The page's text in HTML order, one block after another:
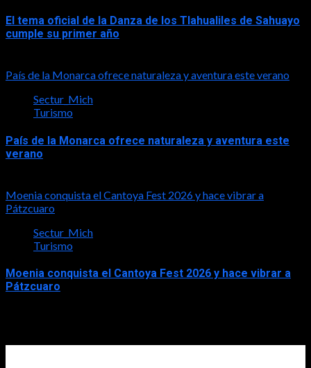
El tema oficial de la Danza de los Tlahualiles de Sahuayo
cumple su primer año
País de la Monarca ofrece naturaleza y aventura este verano
Sectur_Mich
Turismo
País de la Monarca ofrece naturaleza y aventura este
verano
Moenia conquista el Cantoya Fest 2026 y hace vibrar a
Pátzcuaro
Sectur_Mich
Turismo
Moenia conquista el Cantoya Fest 2026 y hace vibrar a
Pátzcuaro